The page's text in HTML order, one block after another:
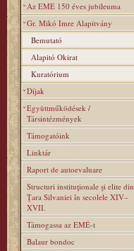
Az EME 150 éves jubileuma
Gr. Mikó Imre Alapitvány
Bemutató
Alapitó Okirat
Kuratórium
Díjak
Együttműködések /
Társintézmények
Támogatóink
Linktár
Raport de autoevaluare
Structuri instituţionale şi elite din
Ţara Silvaniei în secolele XIV–
XVII.
Támogassa az EMÉ-t
Balaur bondoc